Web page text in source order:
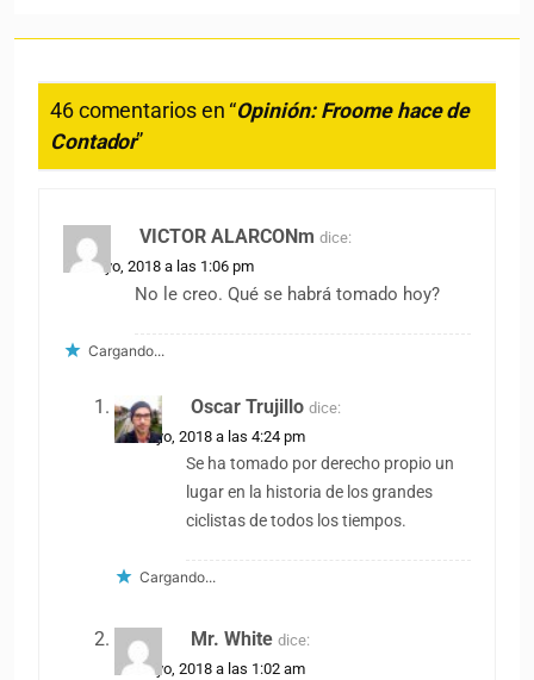
46 comentarios en “Opinión: Froome hace de
Contador”
VICTOR ALARCONm dice:
25 mayo, 2018 a las 1:06 pm
No le creo. Qué se habrá tomado hoy?
Cargando...
Oscar Trujillo dice:
25 mayo, 2018 a las 4:24 pm
Se ha tomado por derecho propio un
lugar en la historia de los grandes
ciclistas de todos los tiempos.
Cargando...
Mr. White dice:
26 mayo, 2018 a las 1:02 am